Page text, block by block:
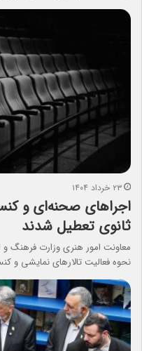
۲۳ خرداد ۱۴۰۴
ثانوی تعطیل شدند
معاونت امور هنری وزارت فرهنگ و
نحوه فعالیت تالارهای نمایشی و